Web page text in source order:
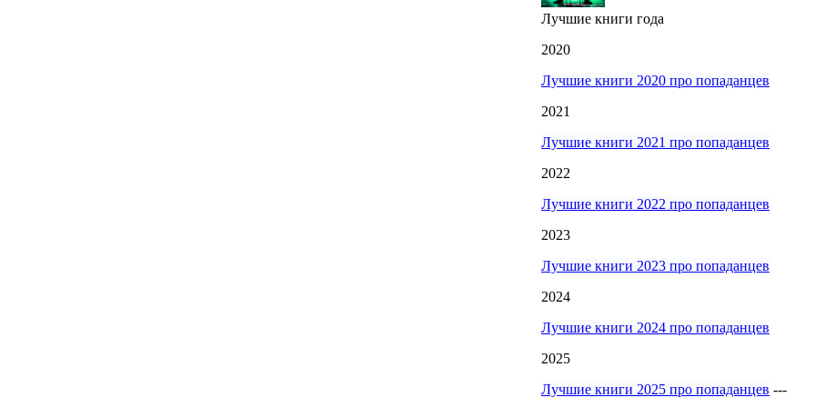
Лучшие книги года
2020
Лучшие книги 2020 про попаданцев
2021
Лучшие книги 2021 про попаданцев
2022
Лучшие книги 2022 про попаданцев
2023
Лучшие книги 2023 про попаданцев
2024
Лучшие книги 2024 про попаданцев
2025
Лучшие книги 2025 про попаданцев ---